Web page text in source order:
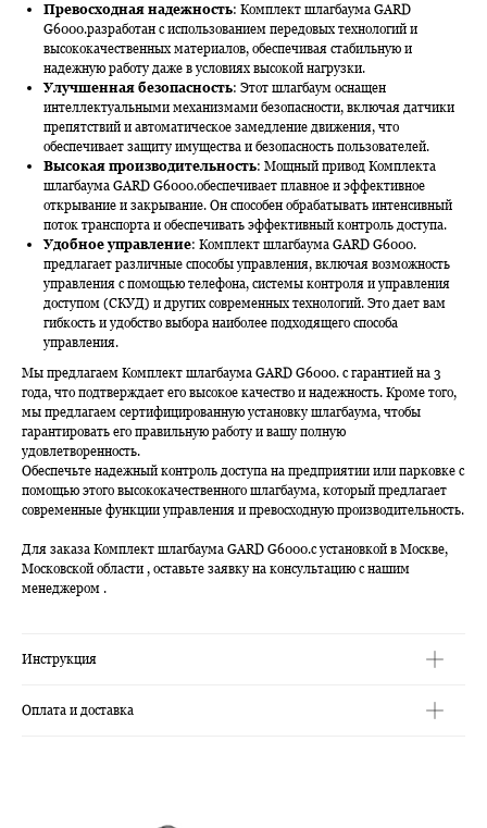
Превосходная надежность: Комплект шлагбаума GARD
G6000.разработан с использованием передовых технологий и
высококачественных материалов, обеспечивая стабильную и
надежную работу даже в условиях высокой нагрузки.
Улучшенная безопасность: Этот шлагбаум оснащен
интеллектуальными механизмами безопасности, включая датчики
препятствий и автоматическое замедление движения, что
обеспечивает защиту имущества и безопасность пользователей.
Высокая производительность: Мощный привод Комплекта
шлагбаума GARD G6000.обеспечивает плавное и эффективное
открывание и закрывание. Он способен обрабатывать интенсивный
поток транспорта и обеспечивать эффективный контроль доступа.
Удобное управление: Комплект шлагбаума GARD G6000.
предлагает различные способы управления, включая возможность
управления с помощью телефона, системы контроля и управления
доступом (СКУД) и других современных технологий. Это дает вам
гибкость и удобство выбора наиболее подходящего способа
управления.
Мы предлагаем Комплект шлагбаума GARD G6000. с гарантией на 3
года, что подтверждает его высокое качество и надежность. Кроме того,
мы предлагаем сертифицированную установку шлагбаума, чтобы
гарантировать его правильную работу и вашу полную
удовлетворенность.
Обеспечьте надежный контроль доступа на предприятии или парковке с
помощью этого высококачественного шлагбаума, который предлагает
современные функции управления и превосходную производительность.
Для заказа Комплект шлагбаума GARD G6000.с установкой в Москве,
Московской области , оставьте заявку на консультацию с нашим
менеджером .
Инструкция
Оплата и доставка